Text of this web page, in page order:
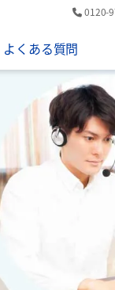
0120-
よくある質問